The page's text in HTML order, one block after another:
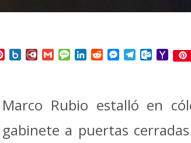
Pinterest
Box.netDiary.RuGmailMessage
LinkedInRedditMessenger
Telegram
Marco Rubio estalló en
gabinete a puertas